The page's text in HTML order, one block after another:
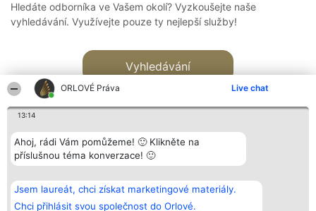
ORLOVÉ Práva Live chat
13:14
Ahoj, rádi Vám pomůžeme! 🙂 Klikněte na
příslušnou téma konverzace! 🙂
Jsem laureát, chci získat marketingové materiály.
Chci přihlásit svou společnost do Orlové.
Hledáte odborníka ve Vašem okolí? Vyzkoušejte naše
vyhledávání. Využívejte pouze ty nejlepší služby!
Vyhledávání
Bright Side Solutions sp. z o.
o. sp. k.
ul. Ruska 22
Vítězové
Seznam všech
laureátů
Kontakt